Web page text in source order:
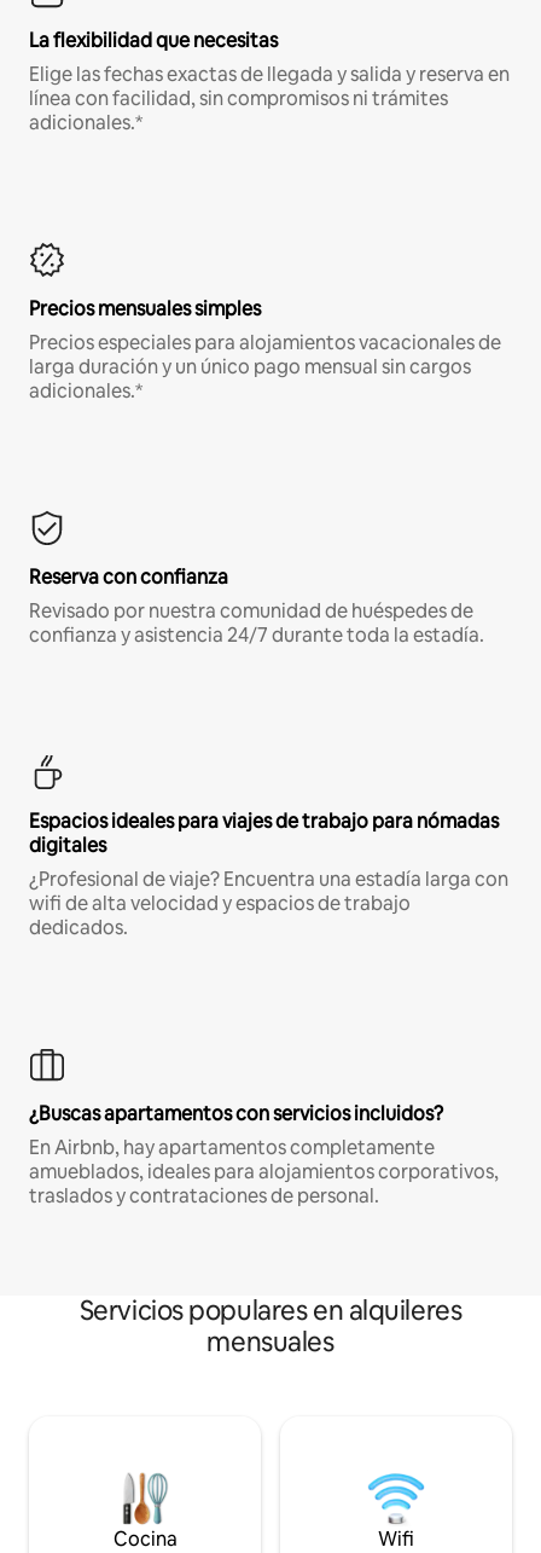
La flexibilidad que necesitas
Elige las fechas exactas de llegada y salida y reserva en
línea con facilidad, sin compromisos ni trámites
adicionales.*
Precios mensuales simples
Precios especiales para alojamientos vacacionales de
larga duración y un único pago mensual sin cargos
adicionales.*
Reserva con confianza
Revisado por nuestra comunidad de huéspedes de
confianza y asistencia 24/7 durante toda la estadía.
Espacios ideales para viajes de trabajo para nómadas
digitales
¿Profesional de viaje? Encuentra una estadía larga con
wifi de alta velocidad y espacios de trabajo
dedicados.
¿Buscas apartamentos con servicios incluidos?
En Airbnb, hay apartamentos completamente
amueblados, ideales para alojamientos corporativos,
traslados y contrataciones de personal.
Servicios populares en alquileres
mensuales
Cocina Wifi